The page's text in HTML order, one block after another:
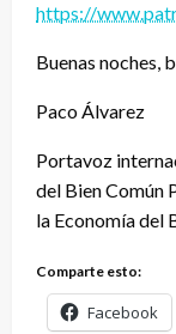
https://
Buenas noches,
Paco Álvarez
Portavoz
del Bien Común
la Economía del
Comparte esto:
Facebook